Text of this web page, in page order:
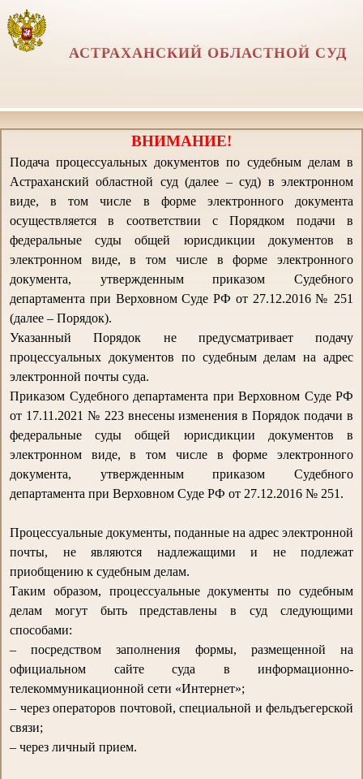
АСТРАХАНСКИЙ ОБЛАСТНОЙ СУД
ВНИМАНИЕ!
Подача процессуальных документов по судебным делам в
Астраханский областной суд (далее – суд) в электронном
виде, в том числе в форме электронного документа
осуществляется в соответствии с Порядком подачи в
федеральные суды общей юрисдикции документов в
электронном виде, в том числе в форме электронного
документа, утвержденным приказом Судебного
департамента при Верховном Суде РФ от 27.12.2016 № 251
(далее – Порядок).
Указанный Порядок не предусматривает подачу
процессуальных документов по судебным делам на адрес
электронной почты суда.
Приказом Судебного департамента при Верховном Суде РФ
от 17.11.2021 № 223 внесены изменения в Порядок подачи в
федеральные суды общей юрисдикции документов в
электронном виде, в том числе в форме электронного
документа, утвержденным приказом Судебного
департамента при Верховном Суде РФ от 27.12.2016 № 251.
Процессуальные документы, поданные на адрес электронной
почты, не являются надлежащими и не подлежат
приобщению к судебным делам.
Таким образом, процессуальные документы по судебным
делам могут быть представлены в суд следующими
способами:
– посредством заполнения формы, размещенной на
официальном сайте суда в информационно-
телекоммуникационной сети «Интернет»;
– через операторов почтовой, специальной и фельдъегерской
связи;
– через личный прием.